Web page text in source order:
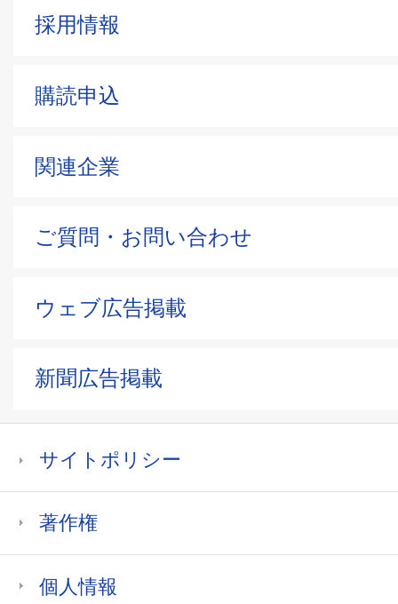
採用情報
購読申込
関連企業
ご質問・お問い合わせ
ウェブ広告掲載
新聞広告掲載
サイトポリシー
著作権
個人情報